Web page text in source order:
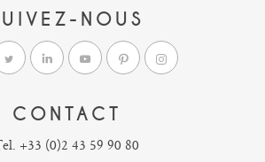
NOUS
CONTACT
+33 (0)2 43 59 90 80